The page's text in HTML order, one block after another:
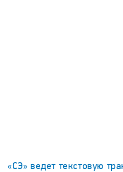
«СЭ» ведет текстовую